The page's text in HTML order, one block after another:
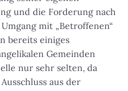
und die Forderung nach
mit „Betroffenen“
bereits einiges
Gemeinden
nur sehr selten, da
aus der